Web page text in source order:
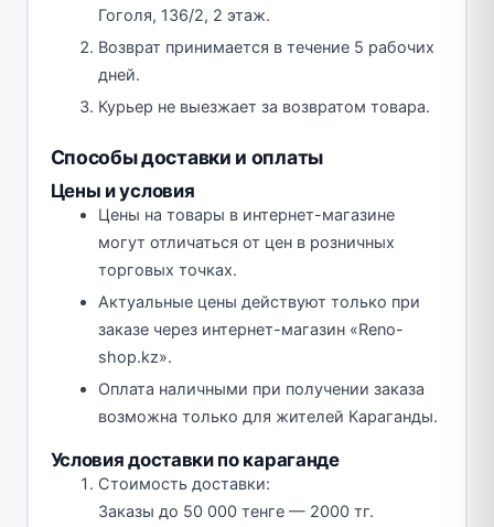
Гоголя, 136/2, 2 этаж.
Возврат принимается в течение 5 рабочих
дней.
Курьер не выезжает за возвратом товара.
Способы доставки и оплаты
Цены и условия
Цены на товары в интернет-магазине
могут отличаться от цен в розничных
торговых точках.
Актуальные цены действуют только при
заказе через интернет-магазин «Reno-
shop.kz».
Оплата наличными при получении заказа
возможна только для жителей Караганды.
Условия доставки по караганде
Стоимость доставки:
Заказы до 50 000 тенге — 2000 тг.